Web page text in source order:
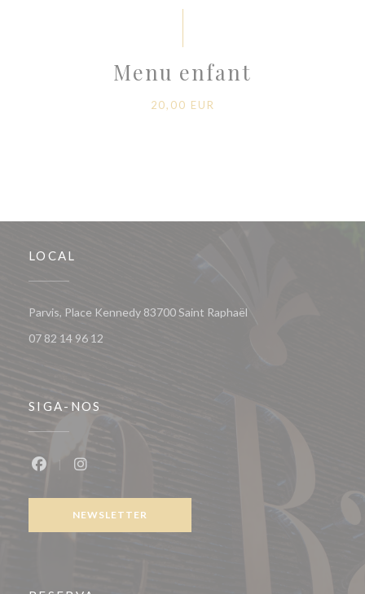
Menu enfant
20,00 EUR
LOCAL
Parvis, Place Kennedy 83700 Saint Raphaël
07 82 14 96 12
SIGA-NOS
NEWSLETTER